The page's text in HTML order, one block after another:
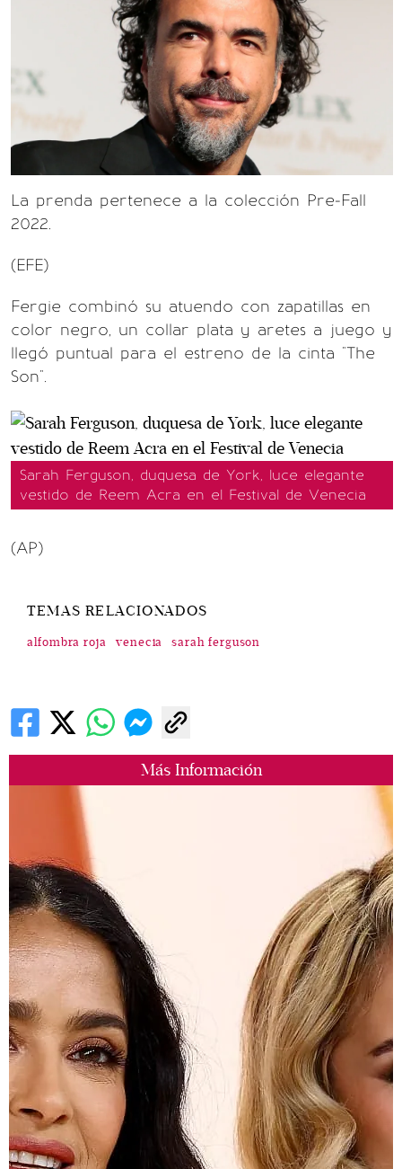
Más Información
La prenda pertenece a la colección Pre-Fall
2022.
(EFE)
Fergie combinó su atuendo con zapatillas en
color negro, un collar plata y aretes a juego y
llegó puntual para el estreno de la cinta "The
Son".
Sarah Ferguson, duquesa de York, luce elegante
vestido de Reem Acra en el Festival de Venecia
(AP)
TEMAS RELACIONADOS
alfombra roja venecia sarah ferguson